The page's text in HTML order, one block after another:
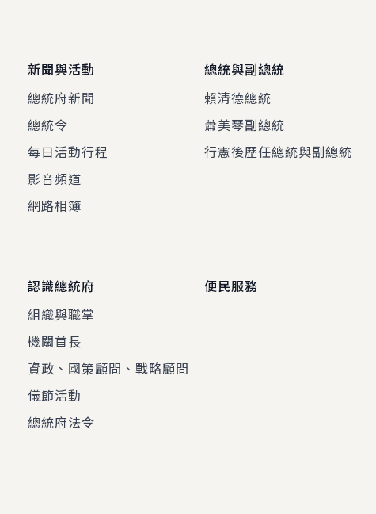
新聞與活動
總統府新聞
總統令
每日活動行程
影音頻道
網路相簿
總統與副總統
賴清德總統
蕭美琴副總統
行憲後歷任總統與副總統
認識總統府
組織與職掌
機關首長
資政、國策顧問、戰略顧問
儀節活動
總統府法令
便民服務